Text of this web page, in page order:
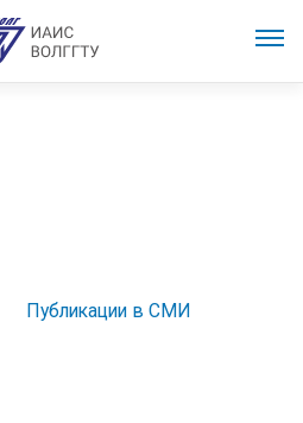
Публикации в СМИ